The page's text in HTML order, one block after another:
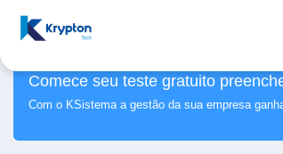
Comece seu teste gratuito
Com o KSistema a gestão da sua empresa